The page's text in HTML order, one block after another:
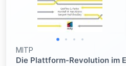
MITP
Die Plattform-Revolution im